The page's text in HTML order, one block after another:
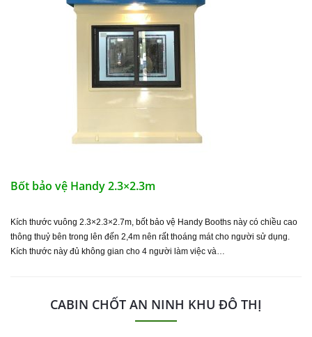
Bốt bảo vệ Handy 2.3×2.3m
Kích thước vuông 2.3×2.3×2.7m, bốt bảo vệ Handy Booths này có chiều cao
thông thuỷ bên trong lên đến 2,4m nên rất thoáng mát cho người sử dụng.
Kích thước này đủ không gian cho 4 người làm việc và…
CABIN CHỐT AN NINH KHU ĐÔ THỊ